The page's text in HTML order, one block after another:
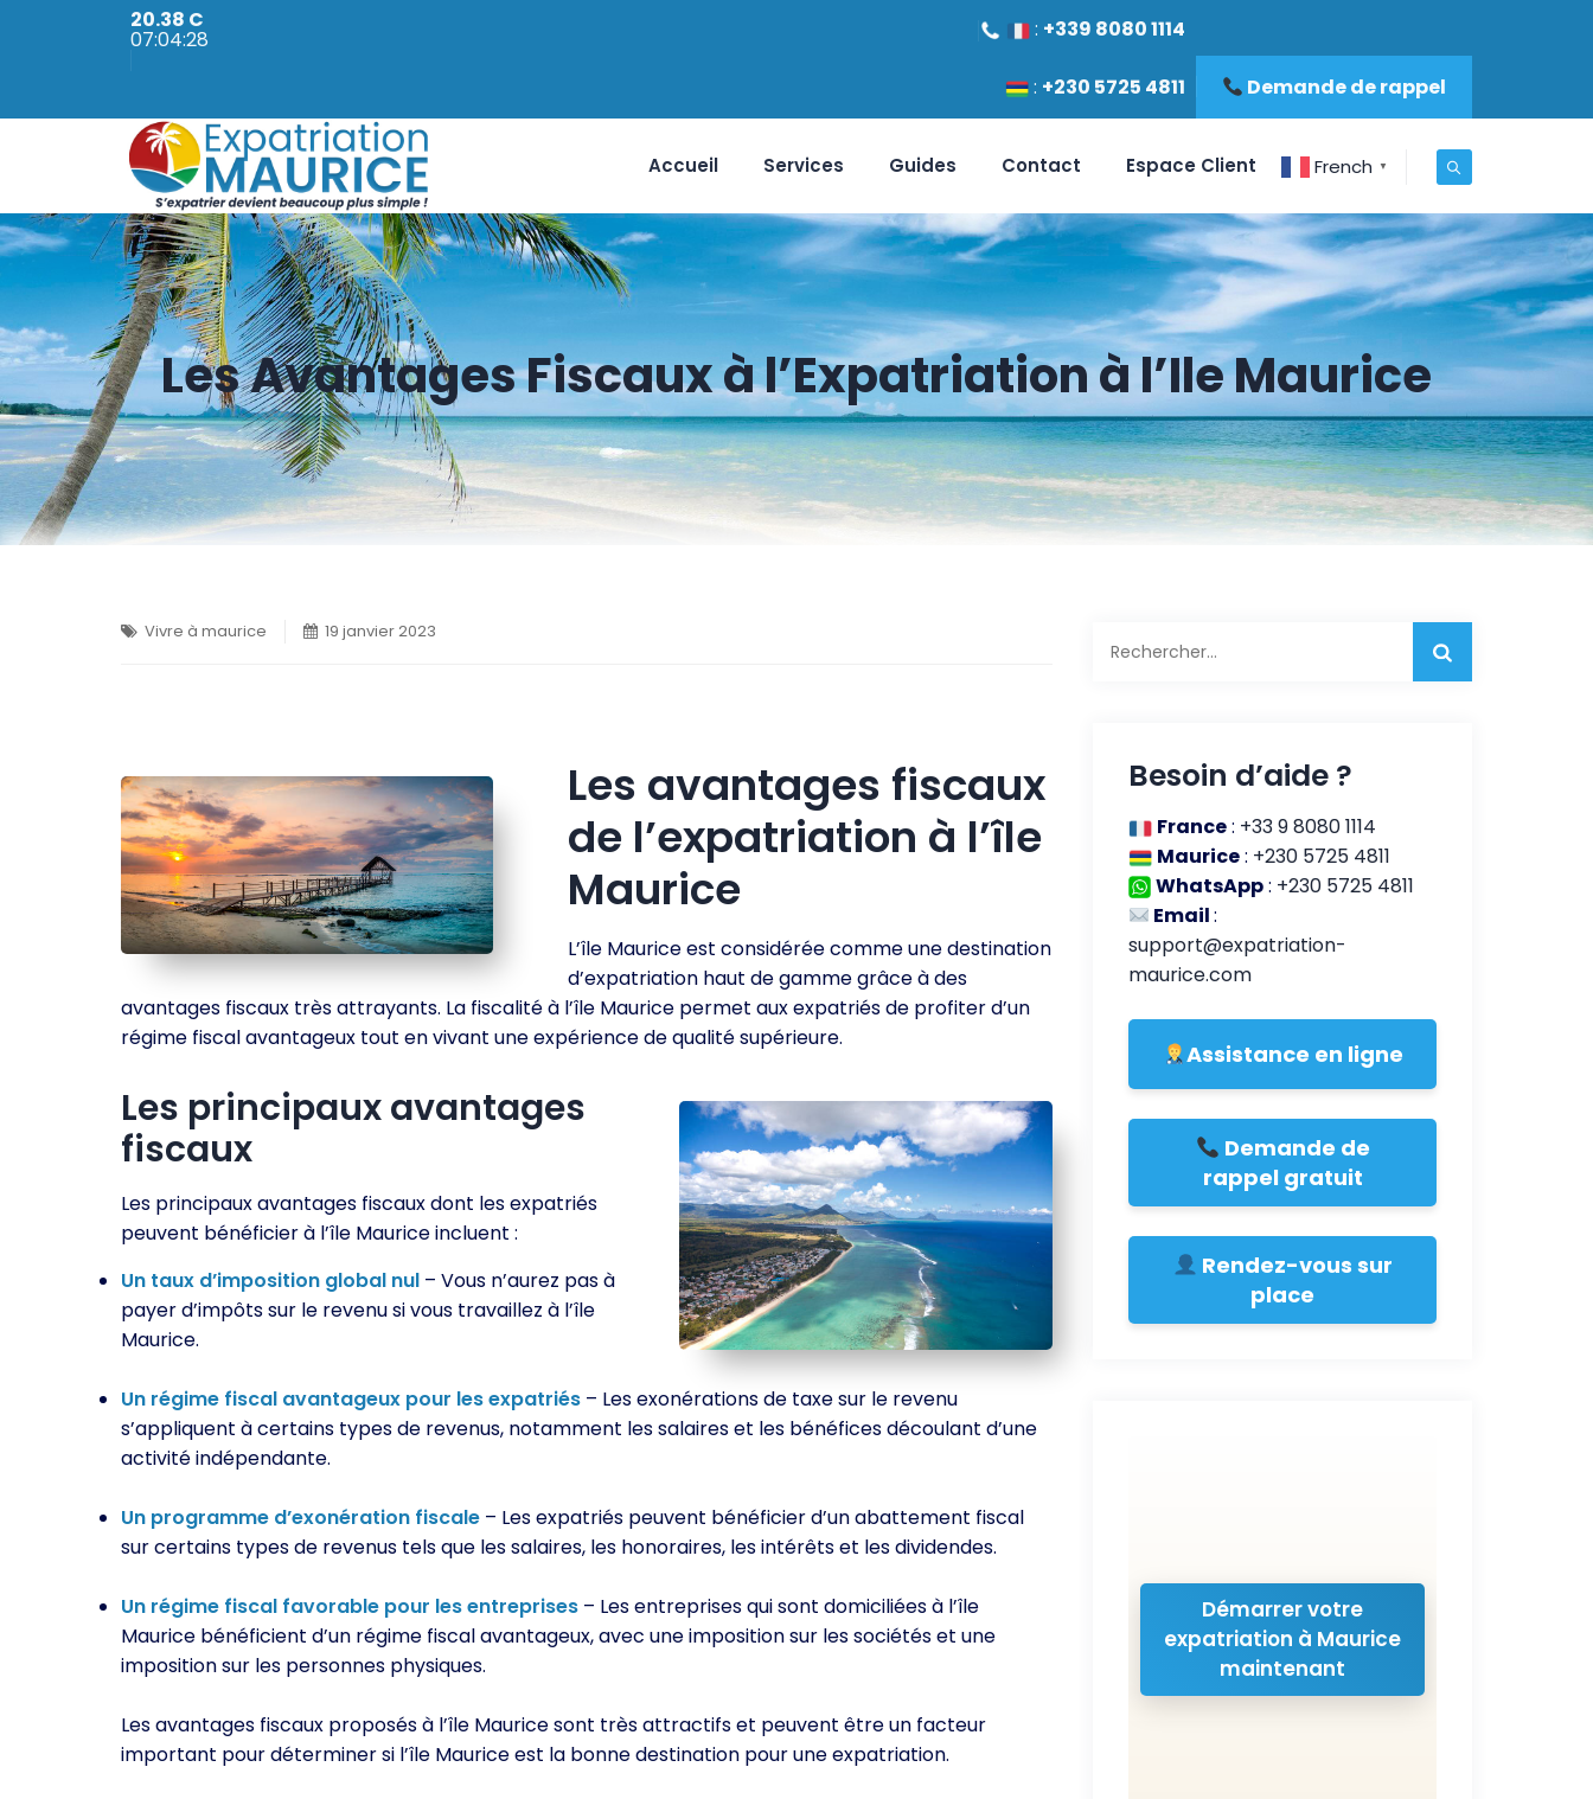
20.38 C
07:04:29 : +339 8080 1114
: +230 5725 4811 Demande de rappel
Accueil Services Guides Contact Espace Client French ▼
Les Avantages Fiscaux à l’Expatriation à l’Ile Maurice
Vivre à maurice 19 janvier 2023
Les avantages fiscaux
de l’expatriation à l’île
Maurice
L’île Maurice est considérée comme une destination
d’expatriation haut de gamme grâce à des
avantages fiscaux très attrayants. La fiscalité à l’île Maurice permet aux expatriés de profiter d’un
régime fiscal avantageux tout en vivant une expérience de qualité supérieure.
Les principaux avantages
fiscaux
Les principaux avantages fiscaux dont les expatriés
peuvent bénéficier à l’île Maurice incluent :
Un taux d’imposition global nul – Vous n’aurez pas à
payer d’impôts sur le revenu si vous travaillez à l’île
Maurice.
Un régime fiscal avantageux pour les expatriés – Les exonérations de taxe sur le revenu
s’appliquent à certains types de revenus, notamment les salaires et les bénéfices découlant d’une
activité indépendante.
Un programme d’exonération fiscale – Les expatriés peuvent bénéficier d’un abattement fiscal
sur certains types de revenus tels que les salaires, les honoraires, les intérêts et les dividendes.
Un régime fiscal favorable pour les entreprises – Les entreprises qui sont domiciliées à l’île
Maurice bénéficient d’un régime fiscal avantageux, avec une imposition sur les sociétés et une
imposition sur les personnes physiques.
Les avantages fiscaux proposés à l’île Maurice sont très attractifs et peuvent être un facteur
important pour déterminer si l’île Maurice est la bonne destination pour une expatriation.
Besoin d’aide ?
France: +33 9 8080 1114
Maurice: +230 5725 4811
WhatsApp: +230 5725 4811
Email:
support@expatriation-
maurice.com
Assistance en ligne
Demande de
rappel gratuit
Rendez-vous sur
place
Démarrer votre
expatriation à Maurice
maintenant